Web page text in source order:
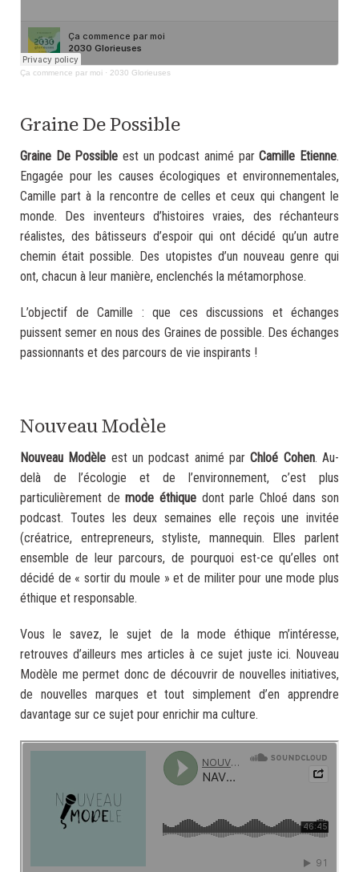
Ça commence par moi · 2030 Glorieuses
Graine De Possible
Graine De Possible est un podcast animé parCamille Etienne.
Engagée pour les causes écologiques et environnementales,
Camille part à la rencontre de celles et ceux qui changent le
monde. Des inventeurs d’histoires vraies, des réchanteurs
réalistes, des bâtisseurs d’espoir qui ont décidé qu’un autre
chemin était possible. Des utopistes d’un nouveau genre qui
ont, chacun à leur manière, enclenchés la métamorphose.
L’objectif de Camille : que ces discussions et échanges
puissent semer en nous des Graines de possible. Des échanges
passionnants et des parcours de vie inspirants !
Nouveau Modèle
Nouveau Modèle est un podcast animé parChloé Cohen. Au-
delà de l’écologie et de l’environnement, c’est plus
particulièrement demode éthiquedont parle Chloé dans son
podcast. Toutes les deux semaines elle reçois une invitée
(créatrice, entrepreneurs, styliste, mannequin. Elles parlent
ensemble de leur parcours, de pourquoi est-ce qu’elles ont
décidé de « sortir du moule » et de militer pour une mode plus
éthique et responsable.
Vous le savez, le sujet de la mode éthique m’intéresse,
retrouves d’ailleurs mes articles à ce sujet juste ici. Nouveau
Modèle me permet donc de découvrir de nouvelles initiatives,
de nouvelles marques et tout simplement d’en apprendre
davantage sur ce sujet pour enrichir ma culture.